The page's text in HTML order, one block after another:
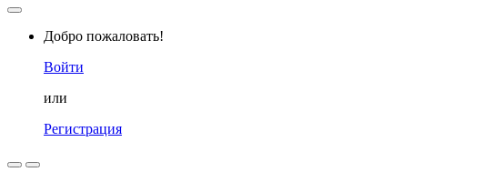
Добро пожаловать!
Войти
или
Регистрация